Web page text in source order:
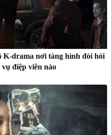
drama nơi tàng hình đòi hỏi
điệp viên nào